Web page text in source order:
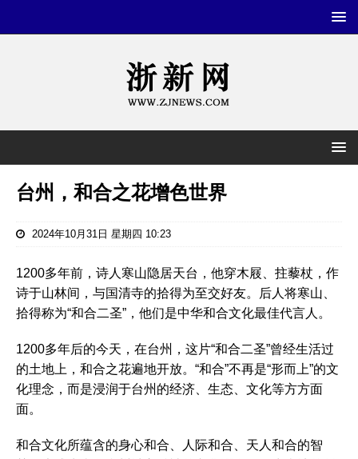
台州，和合之花增色世界
2024年10月31日 星期四 10:23
1200多年前，诗人寒山隐居天台，他穿木屐、拄藜杖，作
诗于山林间，与国清寺的拾得为至交好友。后人将寒山、
拾得称为“和合二圣”，他们是中华和合文化最佳代言人。
1200多年后的今天，在台州，这片“和合二圣”曾经生活过
的土地上，和合之花遍地开放。“和合”不再是“形而上”的文
化理念，而是浸润于台州的经济、生态、文化等方方面
面。
和合文化所蕴含的身心和合、人际和合、天人和合的智